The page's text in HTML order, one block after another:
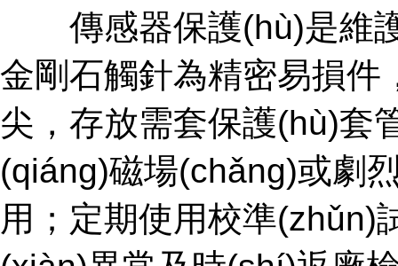
傳感器保護(hù)是維護
金剛石觸針為精密易損
尖，存放需套保護(hù)套
(qiáng)磁場(chǎng)或劇
用；定期使用校準(zhǔn)